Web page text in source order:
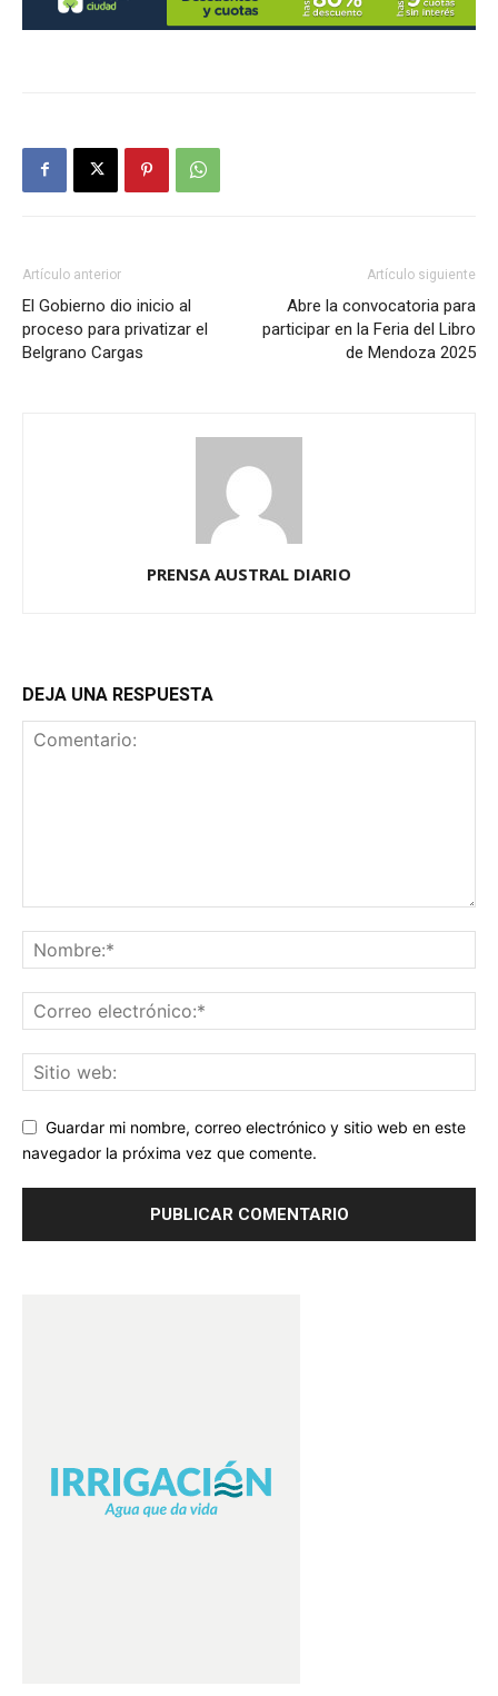
Artículo anterior
El Gobierno dio inicio al
proceso para privatizar el
Belgrano Cargas
Artículo siguiente
Abre la convocatoria para
participar en la Feria del Libro
de Mendoza 2025
PRENSA AUSTRAL DIARIO
DEJA UNA RESPUESTA
Guardar mi nombre, correo electrónico y sitio web en este
navegador la próxima vez que comente.